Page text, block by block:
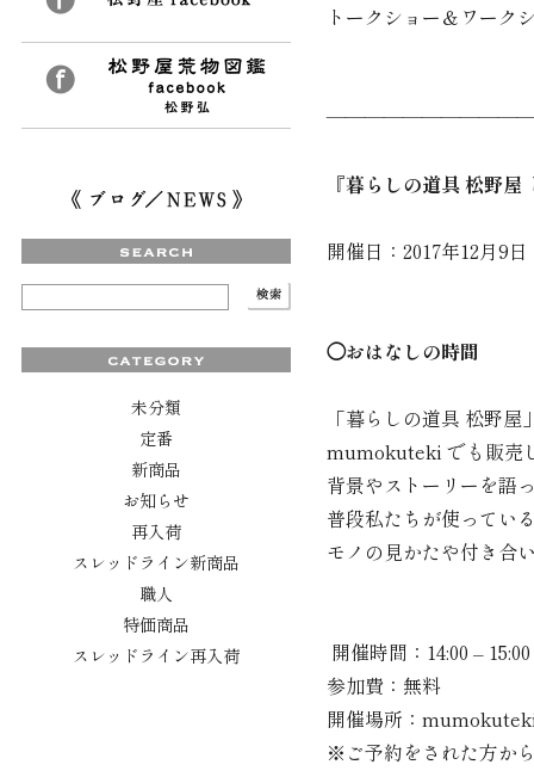
未分類
定番
新商品
お知らせ
再入荷
スレッドライン新商品
職人
特価商品
スレッドライン再入荷
トークショー＆ワーク
『暮らしの道具 松野
開催日：2017年12月9
◯おはなしの時間
「暮らしの道具 松野
mumokuteki でも販売
背景やストーリーを語
普段私たちが使ってい
モノの見かたや付き合
開催時間：14:00 – 15:00
参加費：無料
開催場所：
※ご予約をされた方か